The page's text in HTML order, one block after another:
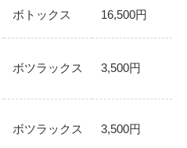
ボトックス 16,500円
ボツラックス 3,500円
ボツラックス 3,500円